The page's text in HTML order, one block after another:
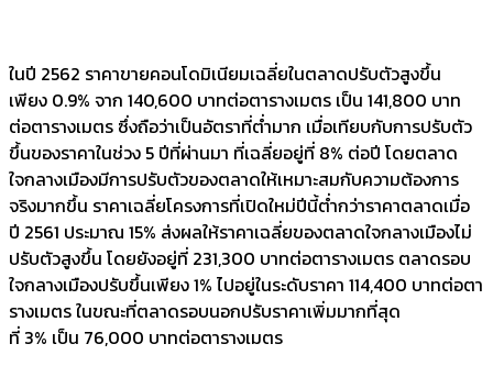
ในปี 2562 ราคาขายคอนโดมิเนียมเฉลี่ยในตลาดปรับตัวสูงขึ้น
เพียง 0.9% จาก 140,600 บาทต่อตารางเมตร เป็น 141,800 บาท
ต่อตารางเมตร ซึ่งถือว่าเป็นอัตราที่ต่ำมาก เมื่อเทียบกับการปรับตัว
ขึ้นของราคาในช่วง 5 ปีที่ผ่านมา ที่เฉลี่ยอยู่ที่ 8% ต่อปี โดยตลาด
ใจกลางเมืองมีการปรับตัวของตลาดให้เหมาะสมกับความต้องการ
จริงมากขึ้น ราคาเฉลี่ยโครงการที่เปิดใหม่ปีนี้ต่ำกว่าราคาตลาดเมื่อ
ปี 2561 ประมาณ 15% ส่งผลให้ราคาเฉลี่ยของตลาดใจกลางเมืองไม่
ปรับตัวสูงขึ้น โดยยังอยู่ที่ 231,300 บาทต่อตารางเมตร ตลาดรอบ
ใจกลางเมืองปรับขึ้นเพียง 1% ไปอยู่ในระดับราคา 114,400 บาทต่อตา
รางเมตร ในขณะที่ตลาดรอบนอกปรับราคาเพิ่มมากที่สุด
ที่ 3% เป็น 76,000 บาทต่อตารางเมตร